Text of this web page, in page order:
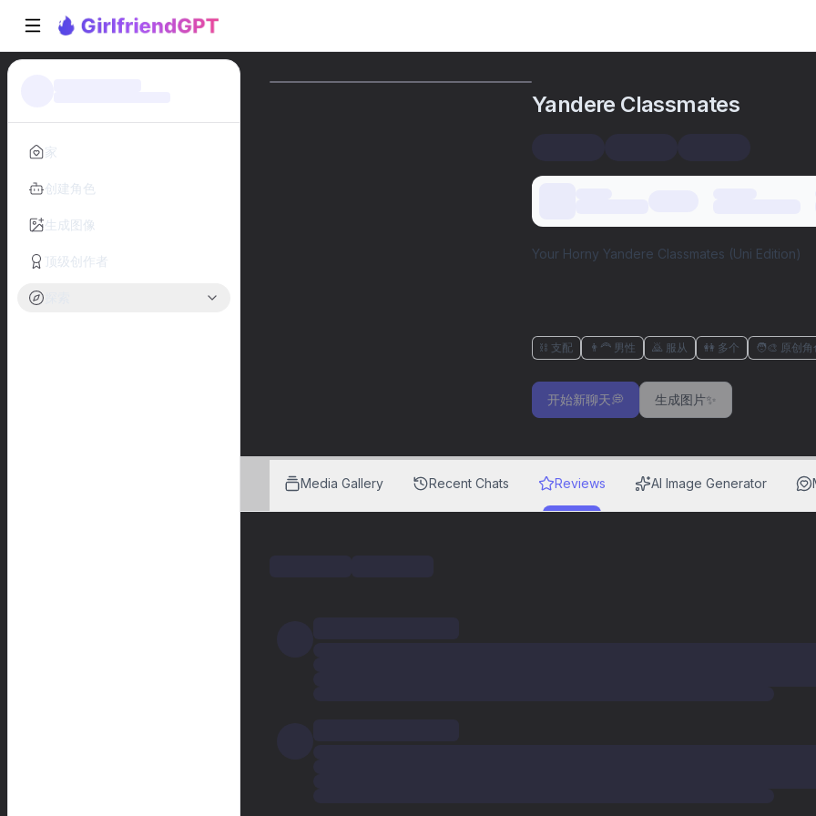
家
创建角色
生成图像
顶级创作者
Yandere Classmates
Your Horny Yandere Classmates (Uni Edition)
⛓️ 支配 👨‍🦰 男性 🙇 服从 👭 多个 🧑‍🎨 原创
开始新聊天💭 生成图片✨
Media Gallery Recent Chats Reviews AI Image Generator